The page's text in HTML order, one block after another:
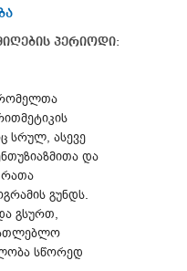
პერიოდი:
სრულ, ასევე
და
რათა
გუნდს.
გსურთ,
სწორედ